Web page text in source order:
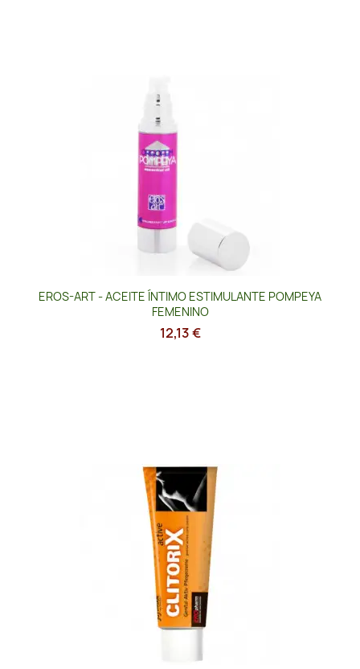
EROS-ART - ACEITE ÍNTIMO ESTIMULANTE POMPEYA
FEMENINO
12,13 €